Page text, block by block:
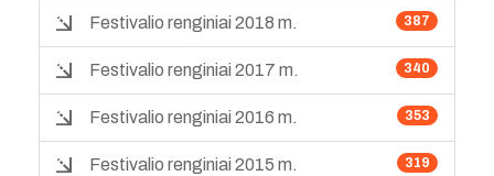
387
Festivalio renginiai 2018 m.
340
Festivalio renginiai 2017 m.
353
Festivalio renginiai 2016 m.
319
Festivalio renginiai 2015 m.